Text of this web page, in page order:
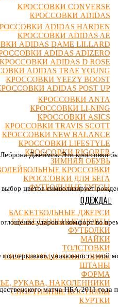
КРОССОВКИ CONVERSE
КРОССОВКИ ADIDAS
ADIDAS HARDEN
КРОССОВКИ ADIDAS AE
ADIDAS DAME LILLARD
ADIDAS ADIZERO
КРОССОВКИ ADIDAS D ROSE
ADIDAS TRAE YOUNG
КРОССОВКИ YEEZY BOOST
ADIDAS POST UP
КРОССОВКИ ANTA
КРОССОВКИ LI-NING
КРОССОВКИ ASICS
КРОССОВКИ TRAVIS SCOTT
КРОССОВКИ NEW BALANCE
КРОССОВКИ LIFESTYLE
КРОССОВКИ RIGORER
ЗИМНЯЯ ОБУВЬ
КРОССОВКИ
КРОССОВКИ ДЛЯ БЕГА
ФУТБОЛЬНЫЕ БУТСЫ
ОДЕЖДА
БАСКЕТБОЛЬНЫЕ ДЖЕРСИ
БАСКЕТБОЛЬНЫЕ ШОРТЫ
ФУТБОЛКИ
МАЙКИ
ТОЛСТОВКИ
СВИТШОТЫ И ЛОНГСЛИВЫ
ШТАНЫ
ФОРМА
РУКАВА, НАКОЛЕННИКИ
СПОРТИВНЫЕ КОСТЮМЫ
КУРТКИ
Джеймса. Эти кроссовки
цветов символизирует
ударов и комфорт во
уникальность этой
матча НБА 2011 года